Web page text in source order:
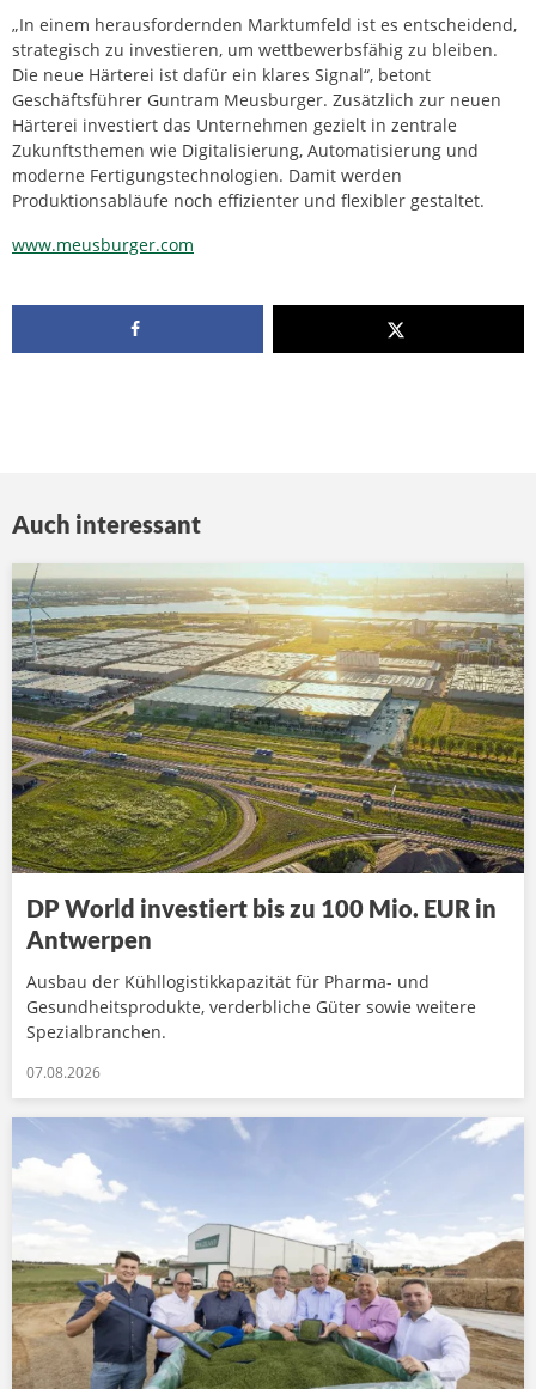
„In einem herausfordernden Marktumfeld ist es entscheidend,
strategisch zu investieren, um wettbewerbsfähig zu bleiben.
Die neue Härterei ist dafür ein klares Signal“, betont
Geschäftsführer Guntram Meusburger. Zusätzlich zur neuen
Härterei investiert das Unternehmen gezielt in zentrale
Zukunftsthemen wie Digitalisierung, Automatisierung und
moderne Fertigungstechnologien. Damit werden
Produktionsabläufe noch effizienter und flexibler gestaltet.
www.meusburger.com
Auch interessant
DP World investiert bis zu 100 Mio. EUR in
Antwerpen
Ausbau der Kühllogistikkapazität für Pharma- und
Gesundheitsprodukte, verderbliche Güter sowie weitere
Spezialbranchen.
07.08.2026